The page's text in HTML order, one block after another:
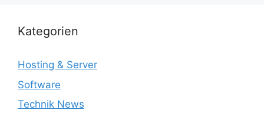
Kategorien
Hosting & Server
Software
Technik News